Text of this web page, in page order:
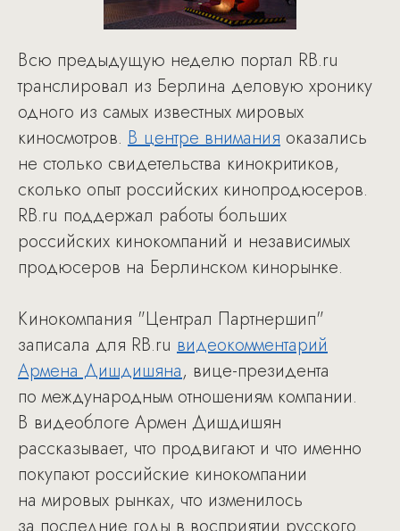
Всю предыдущую неделю портал RB.ru
транслировал из Берлина деловую хронику
одного из самых известных мировых
киносмотров. В центре внимания оказались
не столько свидетельства кинокритиков,
сколько опыт российских кинопродюсеров.
RB.ru поддержал работы больших
российских кинокомпаний и независимых
продюсеров на Берлинском кинорынке.
Кинокомпания "Централ Партнершип"
записала для RB.ru видеокомментарий
Армена Дишдишяна, вице-президента
по международным отношениям компании.
В видеоблоге Армен Дишдишян
рассказывает, что продвигают и что именно
покупают российские кинокомпании
на мировых рынках, что изменилось